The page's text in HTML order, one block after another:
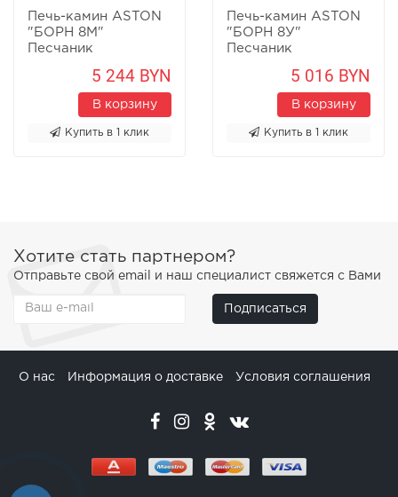
Печь-камин ASTON
"БОРН 8М"
Песчаник
5 244 BYN
В корзину
Купить в 1 клик
Печь-камин ASTON
"БОРН 8У"
Песчаник
5 016 BYN
В корзину
Купить в 1 клик
Хотите стать партнером?
Отправьте свой email и наш специалист свяжется с Вами
Подписаться
О нас Информация о доставке Условия соглашения